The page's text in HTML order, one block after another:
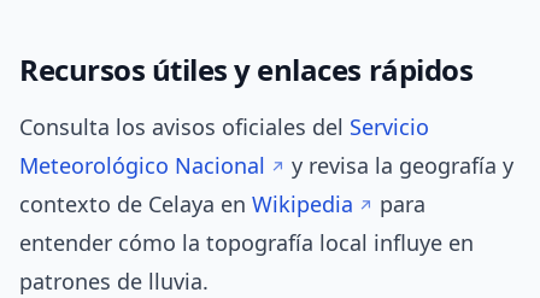
Recursos útiles y enlaces rápidos
Consulta los avisos oficiales del Servicio
Meteorológico Nacional
y revisa la geografía y
contexto de Celaya en Wikipedia
para
entender cómo la topografía local influye en
patrones de lluvia.